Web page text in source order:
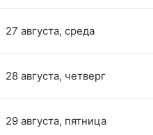
27 августа, среда
28 августа, четверг
29 августа, пятница